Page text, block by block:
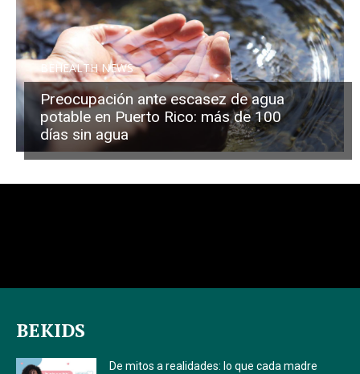
BEHEALTH NEWS
Preocupación ante escasez de agua
potable en Puerto Rico: más de 100
días sin agua
BEKIDS
De mitos a realidades: lo que cada madre